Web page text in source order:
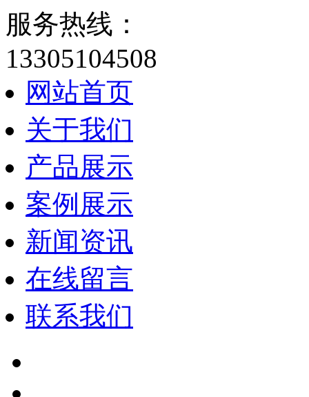
服务热线：
13305104508
网站首页
关于我们
产品展示
案例展示
新闻资讯
在线留言
联系我们